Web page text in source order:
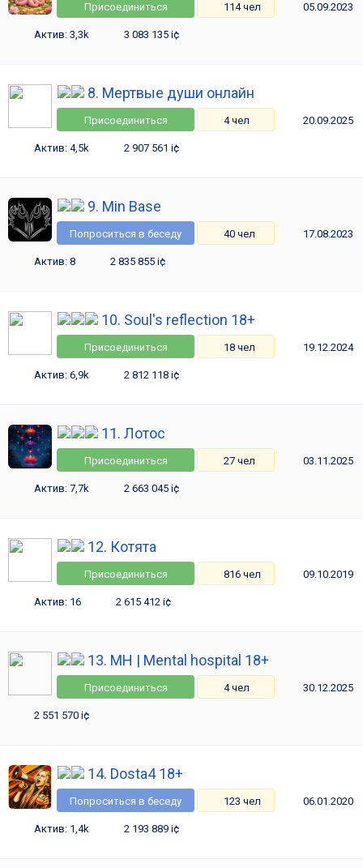
Присоединиться 114 чел 05.09.2023
Актив: 3,3k 3 083 135 i¢
8. Мертвые души онлайн
Присоединиться 4 чел 20.09.2025
Актив: 4,5k 2 907 561 i¢
9. Min Base
Попроситься в беседу 40 чел 17.08.2023
Актив: 8 2 835 855 i¢
10. Soul's reflection 18+
Присоединиться 18 чел 19.12.2024
Актив: 6,9k 2 812 118 i¢
11. Лотос
Присоединиться 27 чел 03.11.2025
Актив: 7,7k 2 663 045 i¢
12. Котята
Присоединиться 816 чел 09.10.2019
Актив: 16 2 615 412 i¢
13. MH | Mental hospital 18+
Присоединиться 4 чел 30.12.2025
2 551 570 i¢
14. Dosta4 18+
Попроситься в беседу 123 чел 06.01.2020
Актив: 1,4k 2 193 889 i¢